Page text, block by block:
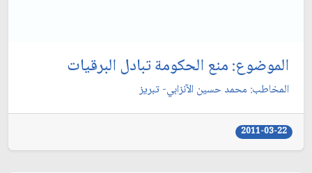
الموضوع: منع الحكومة تبادل البرقيات‏
المخاطب: محمد حسين الآنزابي- تبريز
2011-03-22